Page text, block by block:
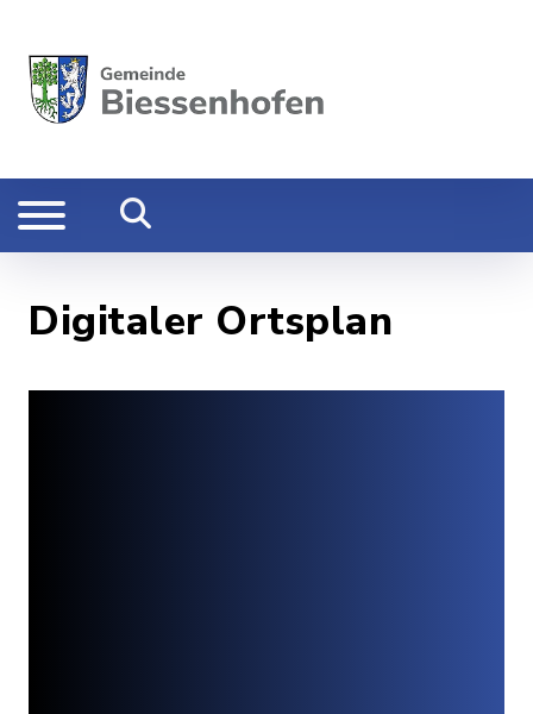
Digitaler Ortsplan